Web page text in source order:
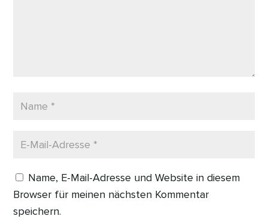
Name, E-Mail-Adresse und Website in diesem
Browser für meinen nächsten Kommentar
speichern.